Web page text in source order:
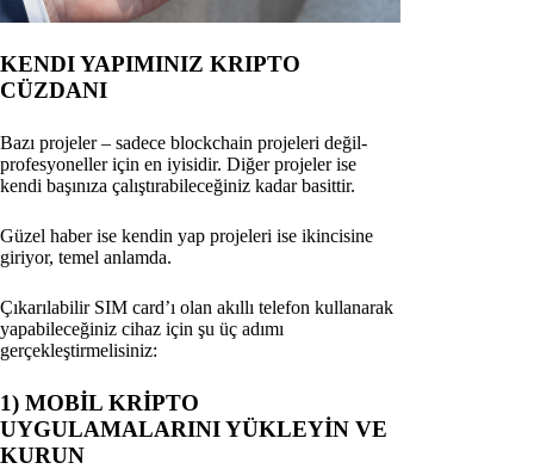
KENDI YAPIMINIZ KRIPTO
CÜZDANI
Bazı projeler – sadece blockchain projeleri değil-
profesyoneller için en iyisidir. Diğer projeler ise
kendi başınıza çalıştırabileceğiniz kadar basittir.
Güzel haber ise kendin yap projeleri ise ikincisine
giriyor, temel anlamda.
Çıkarılabilir SIM card’ı olan akıllı telefon kullanarak
yapabileceğiniz cihaz için şu üç adımı
gerçekleştirmelisiniz:
1) MOBİL KRİPTO
UYGULAMALARINI YÜKLEYİN VE
KURUN